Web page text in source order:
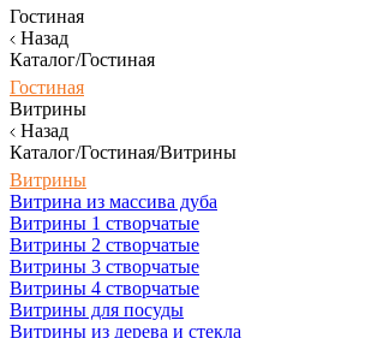
Гостиная
Назад
Каталог/Гостиная
Гостиная
Витрины
Назад
Каталог/Гостиная/Витрины
Витрины
Витрина из массива дуба
Витрины 1 створчатые
Витрины 2 створчатые
Витрины 3 створчатые
Витрины 4 створчатые
Витрины для посуды
Витрины из дерева и стекла